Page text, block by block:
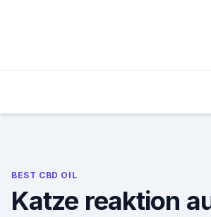
BEST CBD OIL
Katze reaktion